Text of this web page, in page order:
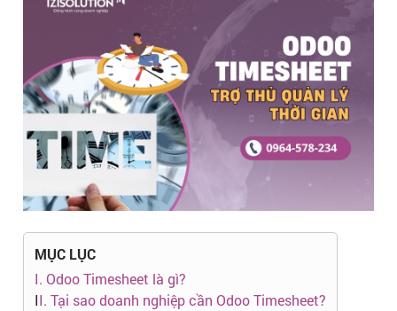
MỤC LỤC
I. Odoo Timesheet là gì?
II. Tại sao doanh nghiệp cần Odoo Timesheet?